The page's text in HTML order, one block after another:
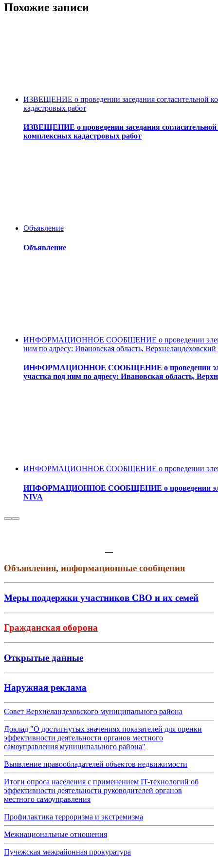
Похожие записи
ИЗВЕЩЕНИЕ о проведении заседания согласительной
кадастровых работ
ИЗВЕЩЕНИЕ о проведении заседания
комплексных кадастровых работ
Объявление
Объявление
ИНФОРМАЦИОННОЕ СООБЩЕНИЕ о проведении
ним по адресу: Ивановская область,
ИНФОРМАЦИОННОЕ СООБЩЕНИЕ о проведении
участка под ним по адресу: Ивановская область,
ИНФОРМАЦИОННОЕ СООБЩЕНИЕ о проведении
ИНФОРМАЦИОННОЕ СООБЩЕНИЕ о проведении
NIVA
Объявления, информационные сообщения
Меры поддержки участников СВО и их семей
Гражданская оборона
Открытые данные
Наружная реклама
Совет Верхнеландеховского муниципального района
Доклад "О достигнутых значениях показателей для оценки
эффективности деятельности органов местного
самоуправления муниципального района"
Выявление правообладателей объектов недвижимости
Итоги опроса населения с применением IT-технологий об
эффективности деятельности руководителей органов
местного самоуправления
Профилактика терроризма и экстремизма
Межнациональные отношения
Пучежская межрайонная прокуратура